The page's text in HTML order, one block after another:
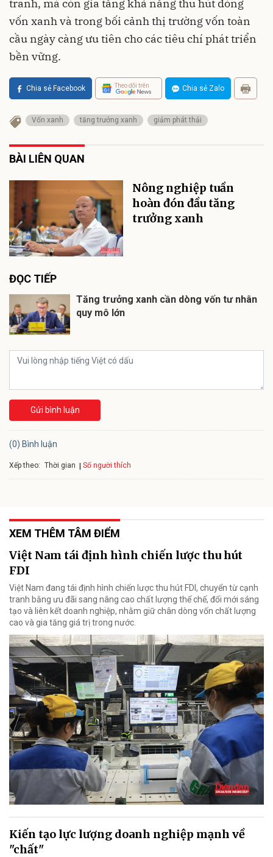
tranh, mà còn gia tăng khả năng thu hút dòng
vốn xanh và trong bối cảnh thị trường vốn toàn
cầu ngày càng ưu tiên cho các tiêu chí phát triển
bền vững.
Chia sẻ Facebook Theo dõi trên Chia sẻ Zalo
Vốn xanh tăng trưởng xanh giảm phát thải
BÀI LIÊN QUAN
Nông nghiệp tuần
hoàn đón đầu tăng
trưởng xanh
ĐỌC TIẾP
Tăng trưởng xanh cần dòng vốn tư nhân
quy mô lớn
Gửi bình luận
(0) Bình luận
Xếp theo: Thời gian Số người thích
XEM THÊM TÂM ĐIỂM
Việt Nam tái định hình chiến lược thu hút
FDI
Việt Nam đang tái định hình chiến lược thu hút FDI, chuyển từ cạnh
tranh bằng ưu đãi sang nâng cao chất lượng thể chế, đổi mới sáng
tạo và liên kết doanh nghiệp, nhằm giữ chân dòng vốn chất lượng
cao và gia tăng giá trị trong nước.
Kiến tạo lực lượng doanh nghiệp mạnh về
"chất"